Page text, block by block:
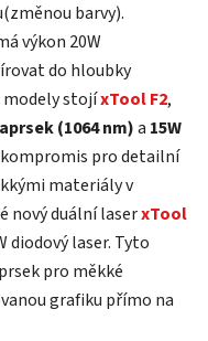
barvy).
výkon 20W
do hloubky
stojíxTool F2,
(1064 nm)a 15W
pro detailní
materiály v
nový duální laserxTool
diodový laser. Tyto
pro měkké
grafiku přímo na